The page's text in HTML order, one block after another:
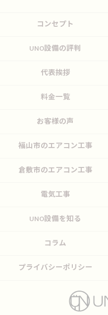
コンセプト
UNO設備の評判
代表挨拶
料金一覧
お客様の声
福山市のエアコン工事
倉敷市のエアコン工事
電気工事
UNO設備を知る
コラム
プライバシーポリシー